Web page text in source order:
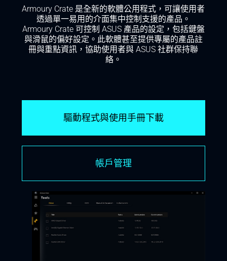
Armoury Crate 是全新的軟體公用程式，可讓使用者
透過單一易用的介面集中控制支援的產品。
Armoury Crate 可控制 ASUS 產品的設定，包括鍵盤
與滑鼠的偏好設定。此軟體甚至提供專屬的產品註
冊與重點資訊，協助使用者與 ASUS 社群保持聯
絡。
驅動程式與使用手冊下載
帳戶管理